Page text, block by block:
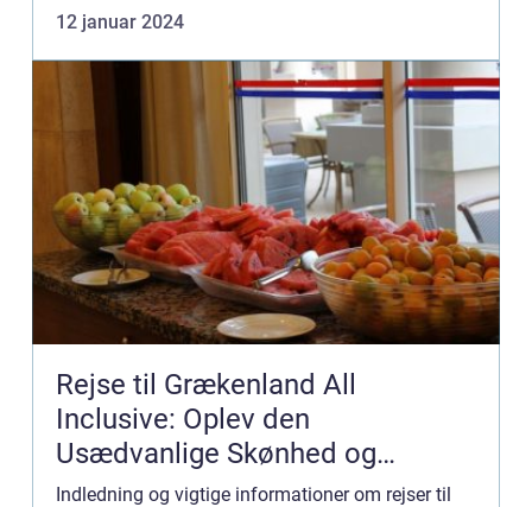
12 januar 2024
Rejse til Grækenland All
Inclusive: Oplev den
Usædvanlige Skønhed og
Historie
Indledning og vigtige informationer om rejser til